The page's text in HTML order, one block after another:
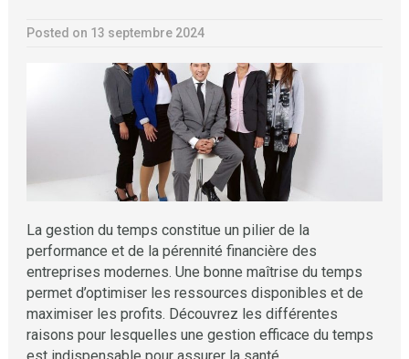
Posted on 13 septembre 2024
La gestion du temps constitue un pilier de la
performance et de la pérennité financière des
entreprises modernes. Une bonne maîtrise du temps
permet d’optimiser les ressources disponibles et de
maximiser les profits. Découvrez les différentes
raisons pour lesquelles une gestion efficace du temps